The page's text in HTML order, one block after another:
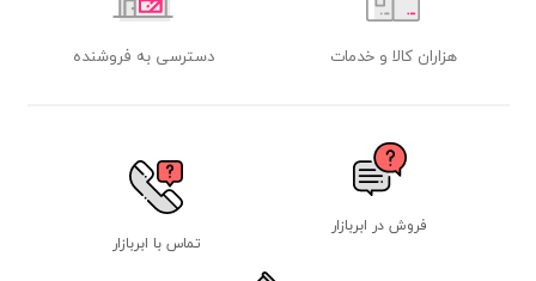
هزاران کالا و خدمات دسترسی به فروشنده
فروش در ابربازار
تماس با ابربازار